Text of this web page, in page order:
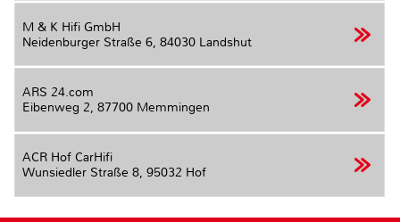
M & K Hifi GmbH
Neidenburger Straße 6, 84030 Landshut
ARS 24.com
Eibenweg 2, 87700 Memmingen
ACR Hof CarHifi
Wunsiedler Straße 8, 95032 Hof